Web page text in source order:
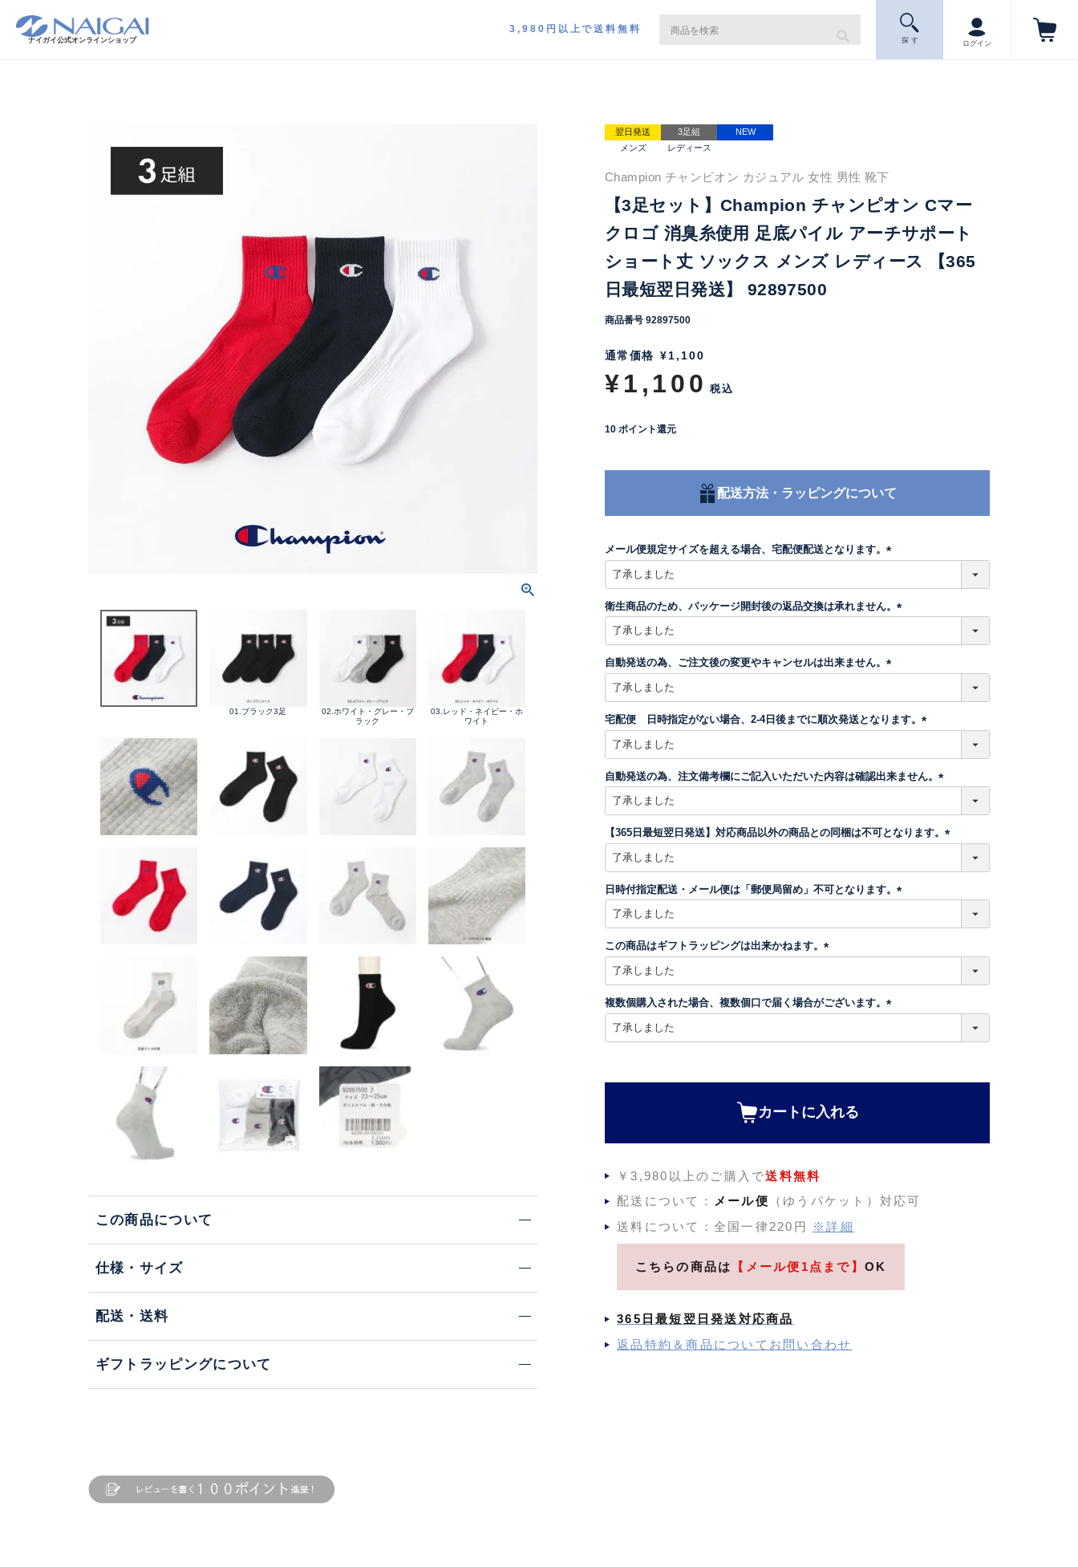
ナイガイ公式オンラインショップ
3,980円以上で送料無料
探 す ログイン
01.ブラック3足
02.ホワイト・グレー・ブ
ラック
03.レッド・ネイビー・ホ
ワイト
この商品について
仕様・サイズ
配送・送料
ギフトラッピングについて
翌日発送 3足組
NEW
メンズ
レディース
Champion チャンピオン カジュアル 女性 男性 靴下
【3足セット】Champion チャンピオン Cマー
クロゴ 消臭糸使用 足底パイル アーチサポート
ショート丈 ソックス メンズ レディース 【365
日最短翌日発送】 92897500
商品番号 92897500
通常価格 ¥1,100
¥1,100 税込
10 ポイント還元
配送方法・ラッピングについて
メール便規定サイズを超える場合、宅配便配送となります。
)
衛生商品のため、パッケージ開封後の返品交換は承れません。
)
自動発送の為、ご注文後の変更やキャンセルは出来ません。
須
)
宅配便 日時指定がない場合、2-4日後までに順次発送となります。
須
)
自動発送の為、注文備考欄にご記入いただいた内容は確認出来ません。
)
【365日最短翌日発送】対応商品以外の商品との同梱は不可となります。
)
日時付指定配送・メール便は「郵便局留め」不可となります。
)
この商品はギフトラッピングは出来かねます。
須
)
複数個購入された場合、複数個口で届く場合がございます。
カートに入れる
￥3,980以上のご購入で送料無料
配送について： メール便
（ゆうパケット）対応可
送料について：全国一律220円
※詳細
こちらの商品は 【メール便1点まで】 OK
365日最短翌日発送対応商品
返品特約＆商品についてお問い合わせ